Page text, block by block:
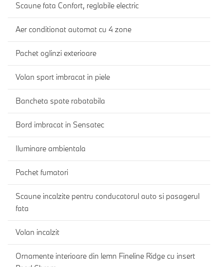
Scaune fata Confort, reglabile electric
Aer conditionat automat cu 4 zone
Pachet oglinzi exterioare
Volan sport imbracat in piele
Bancheta spate rabatabila
Bord imbracat in Sensatec
Iluminare ambientala
Pachet fumatori
Scaune incalzite pentru conducatorul auto si pasagerul
fata
Volan incalzit
Ornamente interioare din lemn Fineline Ridge cu insert